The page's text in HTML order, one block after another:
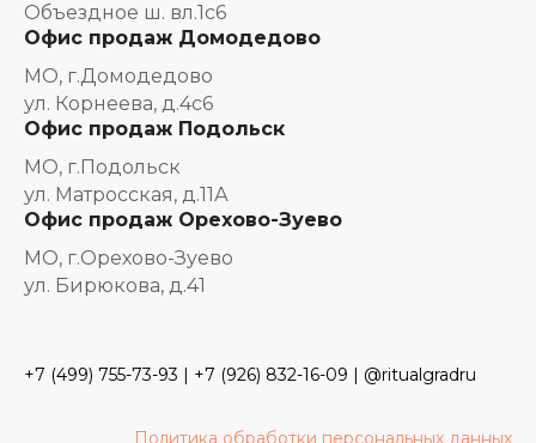
Объездное ш. вл.1с6
Офис продаж Домодедово
МО, г.Домодедово
ул. Корнеева, д.4с6
Офис продаж Подольск
МО, г.Подольск
ул. Матросская, д.11А
Офис продаж Орехово-Зуево
МО, г.Орехово-Зуево
ул. Бирюкова, д.41
+7 (499) 755-73-93 +7 (926) 832-16-09 | @ritualgradru